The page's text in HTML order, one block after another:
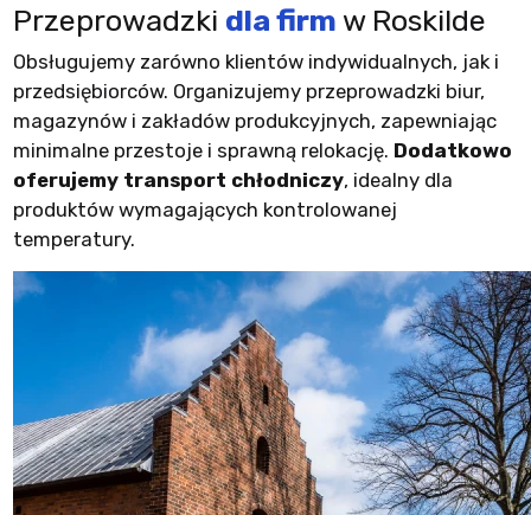
Przeprowadzki dla firm w Roskilde
Obsługujemy zarówno klientów indywidualnych, jak i
przedsiębiorców. Organizujemy przeprowadzki biur,
magazynów i zakładów produkcyjnych, zapewniając
minimalne przestoje i sprawną relokację. Dodatkowo
oferujemy transport chłodniczy, idealny dla
produktów wymagających kontrolowanej
temperatury.